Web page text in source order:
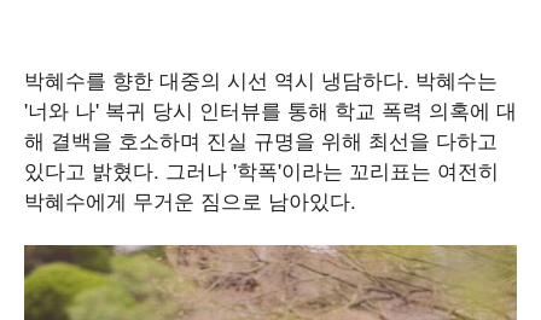
박혜수를 향한 대중의 시선 역시 냉담하다. 박혜수는
'너와 나' 복귀 당시 인터뷰를 통해 학교 폭력 의혹에 대
해 결백을 호소하며 진실 규명을 위해 최선을 다하고
있다고 밝혔다. 그러나 '학폭'이라는 꼬리표는 여전히
박혜수에게 무거운 짐으로 남아있다.